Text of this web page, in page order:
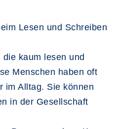
Lesen und Schreiben
kaum lesen und
Menschen haben oft
im Alltag. Sie können
in der Gesellschaft